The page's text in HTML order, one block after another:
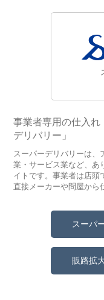
事業者専用の仕入れ
デリバリー」
スーパーデリバリーは、
業・サービス業など、あ
イトです。事業者は店頭
直接メーカーや問屋から
スーパ
販路拡